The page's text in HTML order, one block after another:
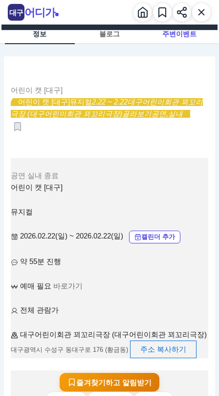
츠
정보 블로그 주변이벤트
어린이 캣 [대구]
어린이 캣 [대구]뮤지컬2.22 ~ 2.22대구어린이회관 꾀꼬리
극장 (대구어린이회관 꾀꼬리극장)골라보기공연,실내
공연 실내 종료
어린이 캣 [대구]
뮤지컬
2026.02.22(일) ~ 2026.02.22(일) 캘린더 추가
약 55분 진행
예매 필요 바로가기
전체 관람가
대구어린이회관 꾀꼬리극장 (대구어린이회관 꾀꼬리극장)
대구광역시 수성구 동대구로 176 (황금동) 주소 복사하기
즐겨찾기하고 알림받기
대구 어디가